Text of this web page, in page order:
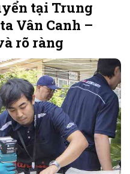
tại Trung
Vân Canh –
rõ ràng